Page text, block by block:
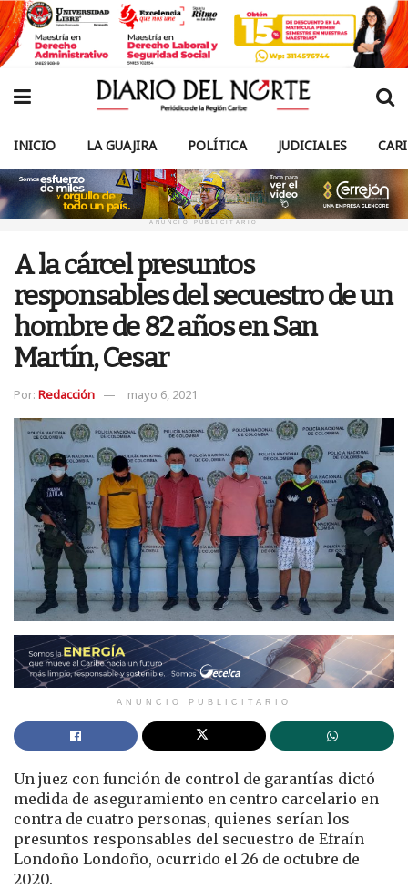
INICIO LA GUAJIRA POLÍTICA JUDICIALES
ANUNCIO PUBLICITARIO
A la cárcel presuntos
responsables del secuestro de un
hombre de 82 años en San
Martín, Cesar
Por: Redacción mayo 6, 2021
ANUNCIO PUBLICITARIO
Un juez con función de control de garantías dictó
medida de aseguramiento en centro carcelario en
contra de cuatro personas, quienes serían los
presuntos responsables del secuestro de Efraín
Londoño Londoño, ocurrido el 26 de octubre de
2020.